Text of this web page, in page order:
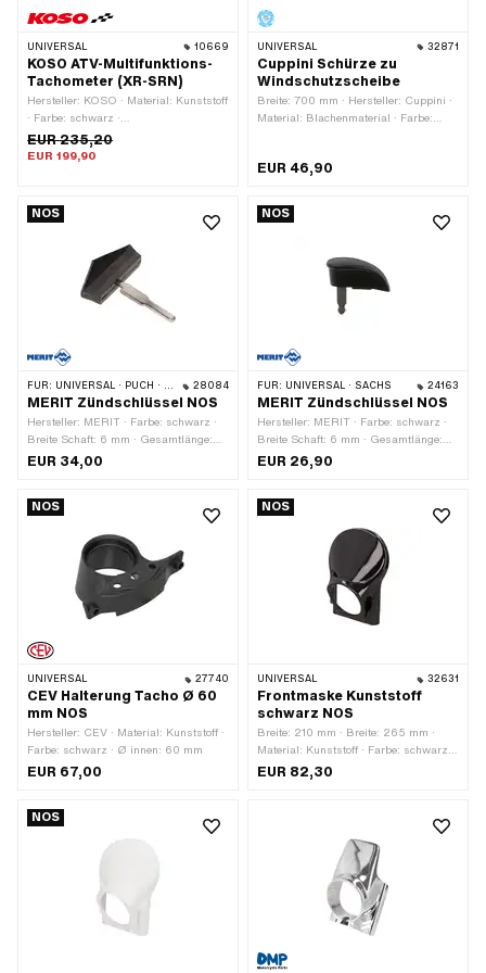
UNIVERSAL 10669
KOSO ATV-Multifunktions-
Tachometer (XR-SRN)
Hersteller: KOSO · Material: Kunststoff
· Farbe: schwarz ·
Höchstgeschwindigkeit: 360 Km/h ·
Beleuchtung: LED · Signalart Tacho:
mm
EUR 235,20
EUR 199,90
UNIVERSAL 32871
Cuppini Schürze zu
Windschutzscheibe
Breite: 700 mm · Hersteller: Cuppini ·
Material: Blachenmaterial · Farbe:
EUR 46,90
NOS
FÜR: UNIVERSAL · PUCH · SACHS · ZÜNDAPP BELMONDO 28084
MERIT Zündschlüssel NOS
Hersteller: MERIT · Farbe: schwarz ·
Breite Schaft: 6 mm · Gesamtlänge:
54 mm · Länge Schaft: 26 mm
EUR 34,00
NOS
FÜR: UNIVERSAL · SACHS 24163
MERIT Zündschlüssel NOS
Hersteller: MERIT · Farbe: schwarz ·
Breite Schaft: 6 mm · Gesamtlänge:
40 mm · Länge Schaft: 21 mm
EUR 26,90
NOS
UNIVERSAL 27740
CEV Halterung Tacho Ø 60
mm NOS
Hersteller: CEV · Material: Kunststoff ·
Farbe: schwarz · Ø innen: 60 mm
EUR 67,00
NOS
UNIVERSAL 32631
Frontmaske Kunststoff
schwarz NOS
Breite: 210 mm · Breite: 265 mm ·
Material: Kunststoff · Farbe: schwarz ·
Ø innen: 129 mm · Höhe: 325 mm ·
EUR 82,30
NOS